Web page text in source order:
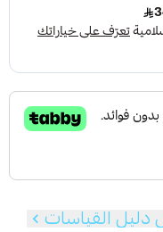
القياسات